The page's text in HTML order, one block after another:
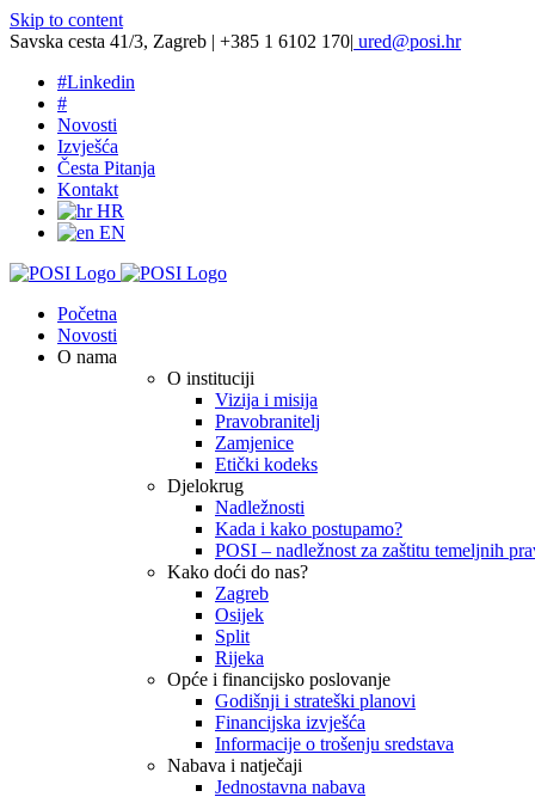
Skip to content
Savska cesta 41/3, Zagreb | +385 1 6102 170| ured@posi.hr
#Linkedin
#
Novosti
Izvješća
Česta Pitanja
Kontakt
HR
EN
Početna
Novosti
O nama
O instituciji
Vizija i misija
Pravobranitelj
Zamjenice
Etički kodeks
Djelokrug
Nadležnosti
Kada i kako postupamo?
POSI – nadležnost za zaštitu temeljnih
Kako doći do nas?
Zagreb
Osijek
Split
Rijeka
Opće i financijsko poslovanje
Godišnji i strateški planovi
Financijska izvješća
Informacije o trošenju sredstava
Nabava i natječaji
Jednostavna nabava